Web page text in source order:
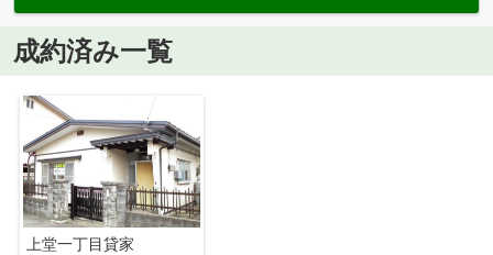
成約済み一覧
上堂一丁目貸家